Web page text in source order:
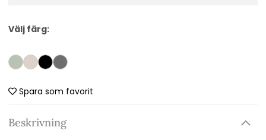
Välj färg:
Spara som favorit
Beskrivning